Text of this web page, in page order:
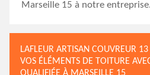
Marseille 15 à notre entreprise.
LAFLEUR ARTISAN COUVREUR
VOS ÉLÉMENTS DE TOITURE